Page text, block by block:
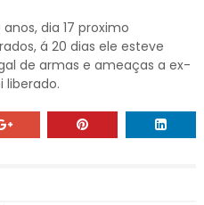
dia 17 proximo
á 20 dias ele esteve
de armas e ameaças a ex-
liberado.